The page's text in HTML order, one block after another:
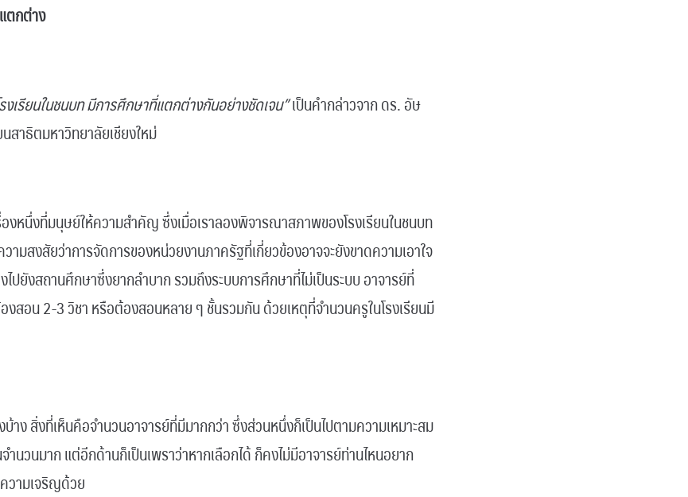
ตกต่าง
รงเรียนในชนบท มีการศึกษาที่แตกต่างกันอย่างชัดเจน”เป็นคำกล่าวจาก ดร. อัษ
สาธิตมหาวิทยาลัยเชียงใหม่
งหนึ่งที่มนุษย์ให้ความสำคัญ ซึ่งเมื่อเราลองพิจารณาสภาพของโรงเรียนในชนบท
ามสงสัยว่าการจัดการของหน่วยงานภาครัฐที่เกี่ยวข้องอาจจะยังขาดความเอาใจ
งไปยังสถานศึกษาซึ่งยากลำบาก รวมถึงระบบการศึกษาที่ไม่เป็นระบบ อาจารย์ที่
งสอน 2-3 วิชา หรือต้องสอนหลาย ๆ ชั้นรวมกัน ด้วยเหตุที่จำนวนครูในโรงเรียนมี
าง สิ่งที่เห็นคือจำนวนอาจารย์ที่มีมากกว่า ซึ่งส่วนหนึ่งก็เป็นไปตามความเหมาะสม
ำนวนมาก แต่อีกด้านก็เป็นเพราว่าหากเลือกได้ ก็คงไม่มีอาจารย์ท่านไหนอยาก
วามเจริญด้วย